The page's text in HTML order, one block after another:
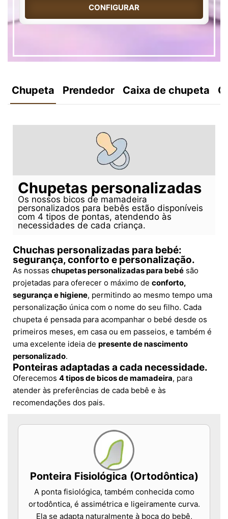
CONFIGURAR
Chupeta Prendedor Caixa de chupeta
Chupetas personalizadas
Os nossos bicos de mamadeira
personalizados para bebês estão disponíveis
com 4 tipos de pontas, atendendo às
necessidades de cada criança.
Chuchas personalizadas para bebé:
segurança, conforto e personalização.
As nossas chupetas personalizadas para bebé são
projetadas para oferecer o máximo de conforto,
segurança e higiene, permitindo ao mesmo tempo uma
personalização única com o nome do seu filho. Cada
chupeta é pensada para acompanhar o bebé desde os
primeiros meses, em casa ou em passeios, e também é
uma excelente ideia de presente de nascimento
personalizado.
Ponteiras adaptadas a cada necessidade.
Oferecemos 4 tipos de bicos de mamadeira, para
atender às preferências de cada bebê e às
recomendações dos pais.
Ponteira Fisiológica (Ortodôntica)
A ponta fisiológica, também conhecida como
ortodôntica, é assimétrica e ligeiramente curva.
Ela se adapta naturalmente à boca do bebê,